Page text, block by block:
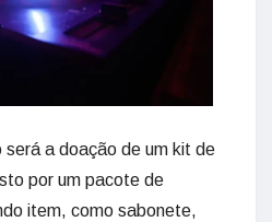
a doação de um kit de
por um pacote de
item, como sabonete,